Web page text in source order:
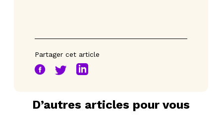
Partager cet article
D’autres articles pour vous